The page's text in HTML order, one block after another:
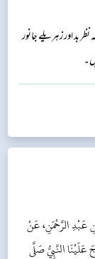
بد اور زہریلے جانور
الرَّحْمَنِ، عَنْ
النَّبِيُّ صَلَّى